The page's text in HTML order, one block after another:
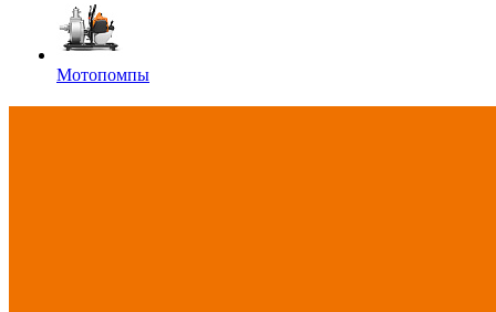
Мотопомпы